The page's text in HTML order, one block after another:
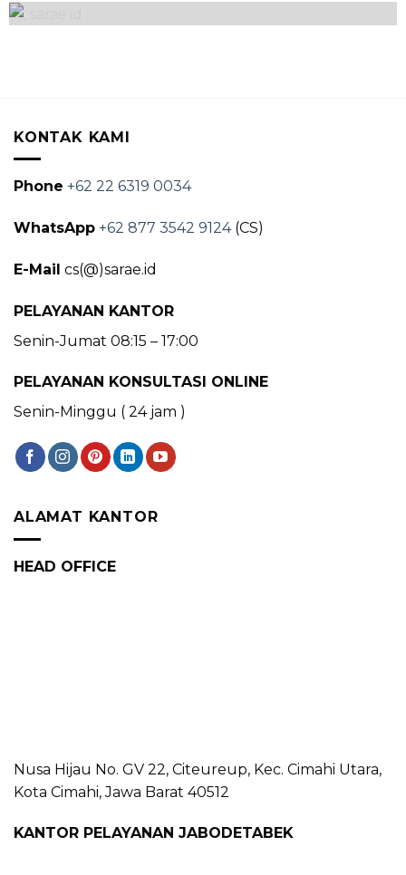
Kitchen Set
KONTAK KAMI
Phone +62 22 6319 0034
WhatsApp +62 877 3542 9124(CS)
E-Mail cs(@)sarae.id
PELAYANAN KANTOR
Senin-Jumat 08:15 – 17:00
PELAYANAN KONSULTASI ONLINE
Senin-Minggu ( 24 jam )
ALAMAT KANTOR
HEAD OFFICE
Nusa Hijau No. GV 22, Citeureup, Kec. Cimahi Utara,
Kota Cimahi, Jawa Barat 40512
KANTOR PELAYANAN JABODETABEK